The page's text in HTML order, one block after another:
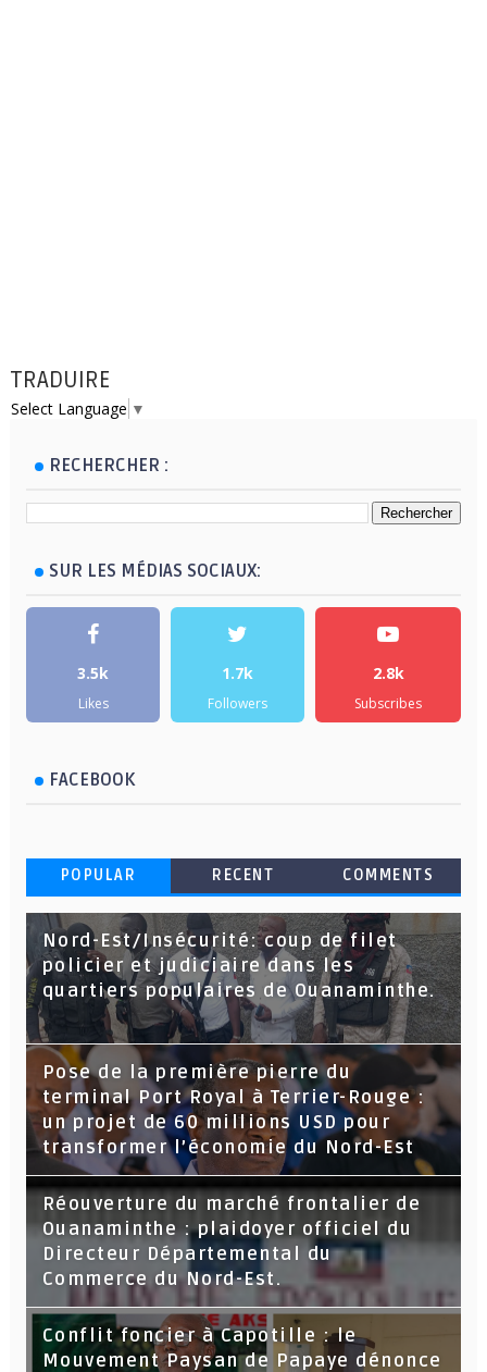
TRADUIRE
Select Language ▼
RECHERCHER :
SUR LES MÉDIAS SOCIAUX:
3.5k
Likes
1.7k
Followers
2.8k
Subscribes
FACEBOOK
POPULAR RECENT COMMENTS
Nord-Est/Insécurité: coup de filet
policier et judiciaire dans les
quartiers populaires de Ouanaminthe.
Pose de la première pierre du
terminal Port Royal à Terrier-Rouge :
un projet de 60 millions USD pour
transformer l’économie du Nord-Est
Réouverture du marché frontalier de
Ouanaminthe : plaidoyer officiel du
Directeur Départemental du
Commerce du Nord-Est.
Conflit foncier à Capotille : le
Mouvement Paysan de Papaye dénonce